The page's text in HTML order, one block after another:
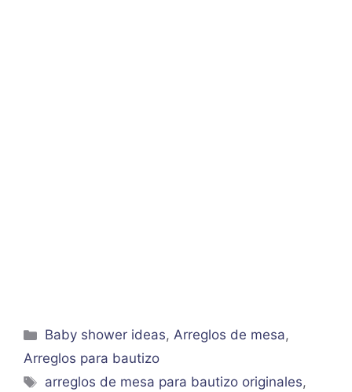
Categorías
Baby shower ideas,Arreglos de mesa,
Arreglos para bautizo
Etiquetas
arreglos de mesa para bautizo originales,